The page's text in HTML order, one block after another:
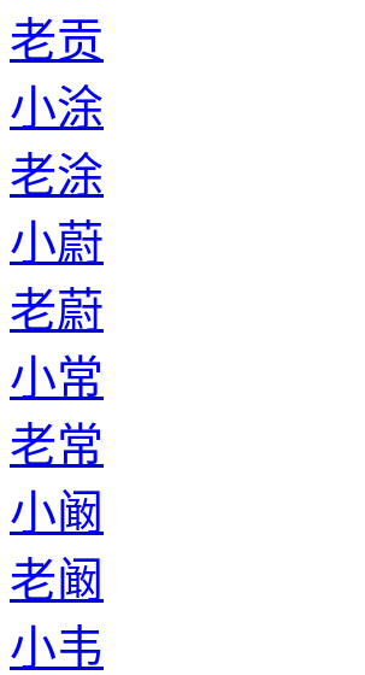
老贡
小涂
老涂
小蔚
老蔚
小常
老常
小阚
老阚
小韦